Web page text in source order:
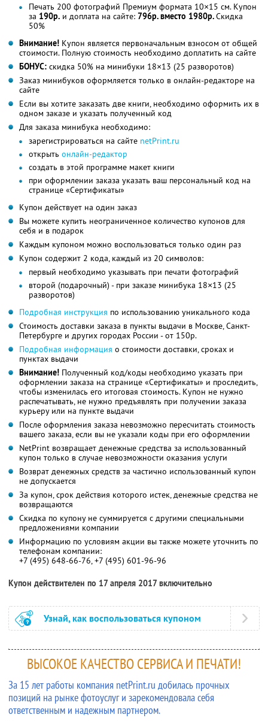
Печать 200 фотографий Премиум формата 10×15 см. Купон
за 190р. и доплата на сайте: 796р. вместо 1980р.Скидка
50%
Внимание! Купон является первоначальным взносом от общей
стоимости. Полную стоимость необходимо доплатить на сайте
БОНУС: скидка 50% на минибуки 18×13 (25 разворотов)
Заказ минибуков оформляется только в онлайн-редакторе на
сайте
Если вы хотите заказать две книги, необходимо оформить их в
одном заказе и указать полученный код
Для заказа минибука необходимо:
зарегистрироваться на сайте netPrint.ru
открыть онлайн-редактор
создать в этой программе макет книги
при оформлении заказа указать ваш персональный код на
странице «Сертификаты»
Купон действует на один заказ
Вы можете купить неограниченное количество купонов для
себя и в подарок
Каждым купоном можно воспользоваться только один раз
Купон содержит 2 кода, каждый из 20 символов:
первый необходимо указывать при печати фотографий
второй (подарочный) - при заказе минибука 18×13 (25
разворотов)
Подробная инструкция по использованию уникального кода
Стоимость доставки заказа в пункты выдачи в Москве, Санкт-
Петербурге и других городах России - от 150р.
Подробная информация о стоимости доставки, сроках и
пунктах выдачи
Внимание! Полученный код/коды необходимо указать при
оформлении заказа на странице «Сертификаты» и проследить,
чтобы изменилась его итоговая стоимость. Купон не нужно
распечатывать, не нужно предъявлять при получении заказа
курьеру или на пункте выдачи
После оформления заказа невозможно пересчитать стоимость
вашего заказа, если вы не указали коды при его оформлении
NetPrint возвращает денежные средства за использованный
купон только в случае невозможности оказания услуги
Возврат денежных средств за частично использованный купон
не допускается
За купон, срок действия которого истек, денежные средства не
возвращаются
Скидка по купону не суммируется с другими специальными
предложениями компании
Информацию по условиям акции вы также можете уточнить по
телефонам компании:
+7 (495) 648-66-76, +7 (495) 601-96-96
Купон действителен по 17 апреля 2017 включительно
Узнай, как воспользоваться купоном
ВЫСОКОЕ КАЧЕСТВО СЕРВИСА И ПЕЧАТИ!
За 15 лет работы компания netPrint.ru добилась прочных
позиций на рынке фотоуслуг и зарекомендовала себя
ответственным и надежным партнером.